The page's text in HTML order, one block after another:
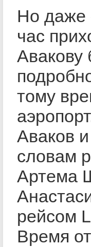
Но даже
час
тому
Аваков
словам
Артема
рейсом
Время